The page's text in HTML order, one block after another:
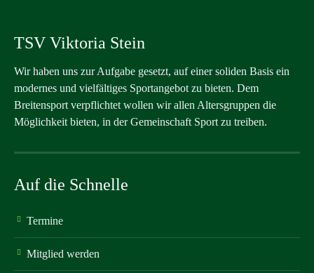
TSV Viktoria Stein
Wir haben uns zur Aufgabe gesetzt, auf einer soliden Basis ein
modernes und vielfältiges Sportangebot zu bieten. Dem
Breitensport verpflichtet wollen wir allen Altersgruppen die
Möglichkeit bieten, in der Gemeinschaft Sport zu treiben.
Auf die Schnelle
Termine
Mitglied werden